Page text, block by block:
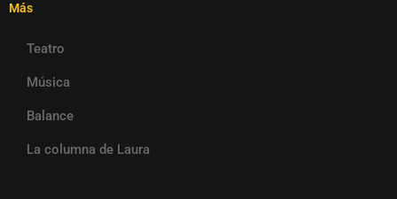
Más
Teatro
Música
Balance
La columna de Laura